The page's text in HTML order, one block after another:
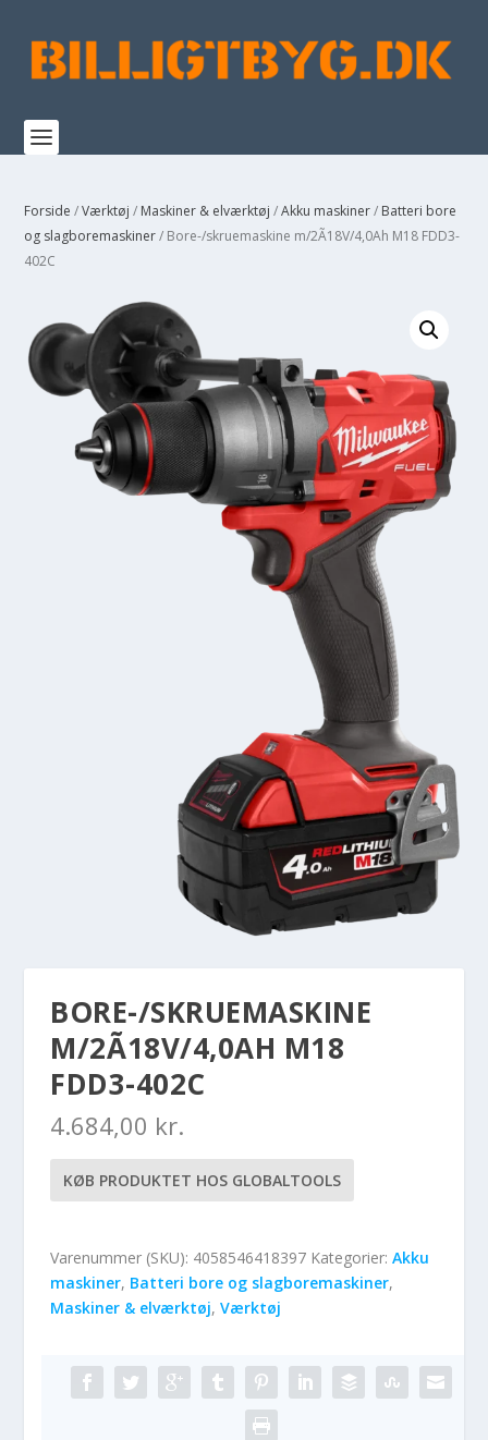
Forside /Værktøj / Maskiner & elværktøj /Akku maskiner/ Batteri bore
og slagboremaskiner/ Bore-/skruemaskine m/2Ã18V/4,0Ah M18 FDD3-
402C
BORE-/SKRUEMASKINE
M/2Ã18V/4,0AH M18
FDD3-402C
4.684,00 kr.
KØB PRODUKTET HOS GLOBALTOOLS
Varenummer (SKU): 4058546418397 Kategorier:Akku
maskiner, Batteri bore og slagboremaskiner,
Maskiner & elværktøj,Værktøj